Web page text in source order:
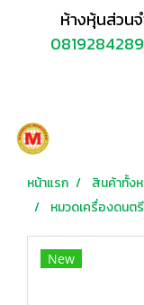
ห้างหุ้นส่วน
0819284289
หน้าแรก สินค้าทั้ง
หมวดเครื่องดนตรี
New